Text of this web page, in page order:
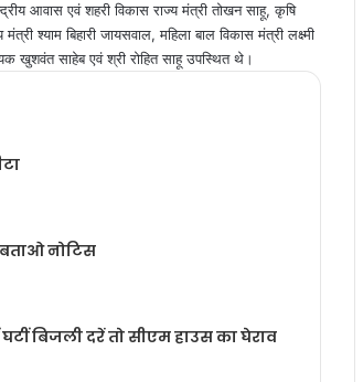
आवास एवं शहरी विकास राज्य मंत्री तोखन साहू, कृषि
श्याम बिहारी जायसवाल, महिला बाल विकास मंत्री लक्ष्मी
खुशवंत साहेब एवं श्री रोहित साहू उपस्थित थे।
बताओ नोटिस
बिजली दरें तो सीएम हाउस का घेराव